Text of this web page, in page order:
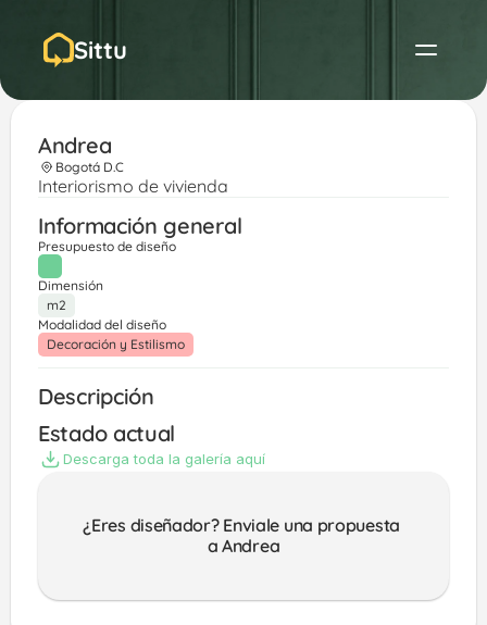
Sittu
Andrea
Bogotá D.C
Interiorismo de vivienda
Información general
Presupuesto de diseño
Dimensión
m2
Modalidad del diseño
Decoración y Estilismo
Descripción
Estado actual
Descarga toda la galería aquí
¿Eres diseñador? Enviale una propuesta
a Andrea